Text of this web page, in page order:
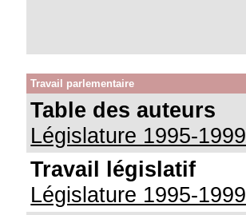
Travail parlementaire
Table des auteurs
Législature 1995-1999
Travail législatif
Législature 1995-1999